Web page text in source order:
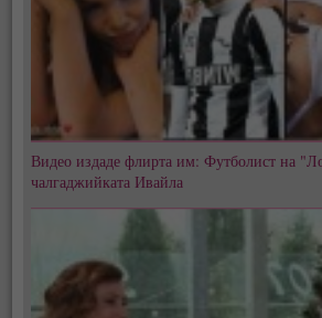
Видео издаде флирта им: Футболист на
чалгаджийката Ивайла